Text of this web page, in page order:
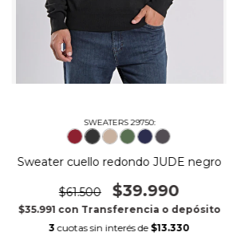
SWEATERS 29750:
Sweater cuello redondo JUDE negro
$61.500 $39.990
$35.991 con Transferencia o depósito
3 cuotas sin interés de $13.330